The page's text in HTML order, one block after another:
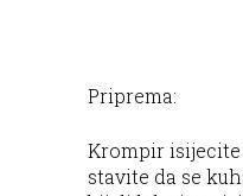
Priprema:
Krompir isijecite
stavite da se